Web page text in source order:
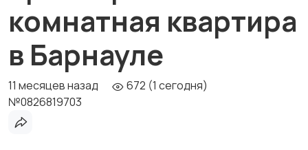
комнатная квартира
в Барнауле
11 месяцев назад
672 (1 сегодня)
№0826819703